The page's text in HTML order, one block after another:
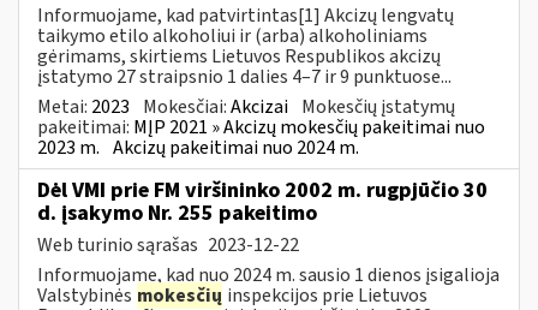
Informuojame, kad patvirtintas[1] Akcizų lengvatų
taikymo etilo alkoholiui ir (arba) alkoholiniams
gėrimams, skirtiems Lietuvos Respublikos akcizų
įstatymo 27 straipsnio 1 dalies 4–7 ir 9 punktuose...
Metai: 2023 Mokesčiai:Akcizai Mokesčių įstatymų
pakeitimai: MĮP 2021 » Akcizų mokesčių pakeitimai nuo
2023 m. Akcizų pakeitimai nuo 2024 m.
Dėl VMI prie FM viršininko 2002 m. rugpjūčio 30
d. įsakymo Nr. 255 pakeitimo
Web turinio sąrašas 2023-12-22
Informuojame, kad nuo 2024 m. sausio 1 dienos įsigalioja
Valstybinės mokesčių inspekcijos prie Lietuvos